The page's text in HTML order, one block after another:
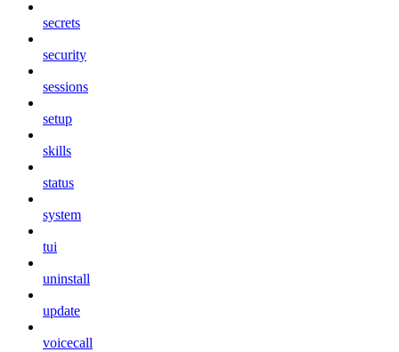
secrets
security
sessions
setup
skills
status
system
tui
uninstall
update
voicecall